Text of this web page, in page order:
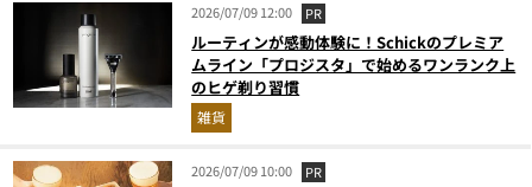
2026/07/09 12:00 PR
ルーティンが感動体験に！Schickのプレミア
ムライン「プロジスタ」で始めるワンランク上
のヒゲ剃り習慣
雑貨
2026/07/09 10:00 PR